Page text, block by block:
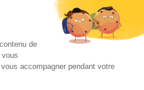
de
accompagner pendant votre